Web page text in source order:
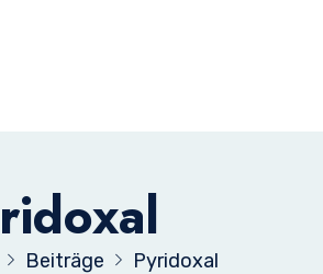
Beiträge Pyridoxal